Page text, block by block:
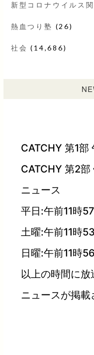
新型コロナウイルス
熱血つり塾 (26)
社会 (14,686)
CATCHY 第1部
CATCHY 第2部
ニュース
平日:午前11時
土曜:午前11時
日曜:午前11時
以上の時間に放
ニュースが掲載